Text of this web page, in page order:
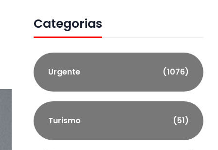
Categorias
Urgente (1076)
Turismo (51)